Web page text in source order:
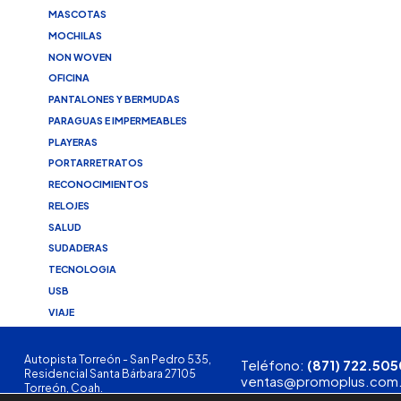
MASCOTAS
MOCHILAS
NON WOVEN
OFICINA
PANTALONES Y BERMUDAS
PARAGUAS E IMPERMEABLES
PLAYERAS
PORTARRETRATOS
RECONOCIMIENTOS
RELOJES
SALUD
SUDADERAS
TECNOLOGIA
USB
VIAJE
Autopista Torreón - San Pedro 535,
Residencial Santa Bárbara 27105
Torreón, Coah.
Teléfono: (871)